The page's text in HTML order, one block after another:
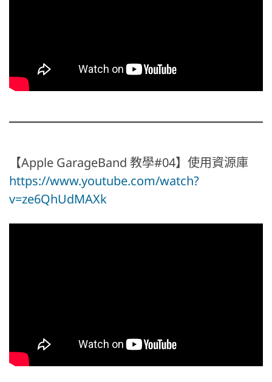
【Apple GarageBand 教學#04】使用資源庫
https://www.youtube.com/watch?
v=ze6QhUdMAXk